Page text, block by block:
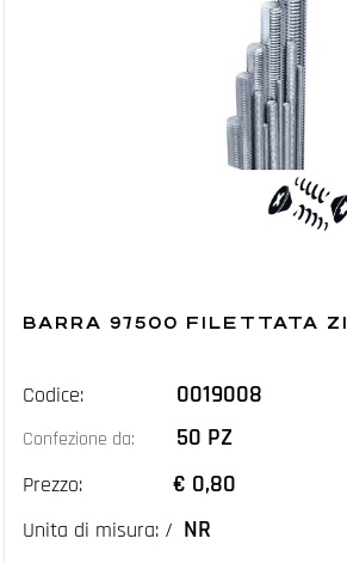
BARRA 97500 FILETTATA
Codice: 0019008
Confezione da: 50 PZ
Prezzo: € 0,80
Unita di misura: / NR